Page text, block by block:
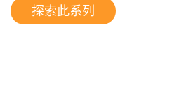
探索此系列